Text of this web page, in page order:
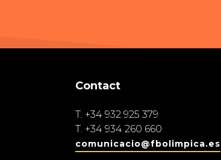
Contact
T. +34 932 925 379
T. +34 934 260 660
comunicacio@fbolimpica.es